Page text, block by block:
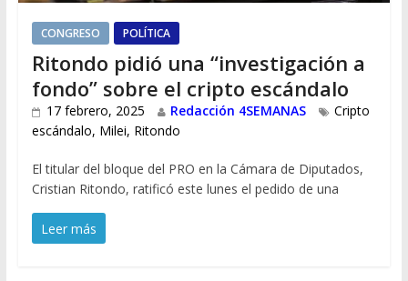
CONGRESO POLÍTICA
Ritondo pidió una “investigación a
fondo” sobre el cripto escándalo
17 febrero, 2025 Redacción 4SEMANAS
Cripto
escándalo, Milei, Ritondo
El titular del bloque del PRO en la Cámara de Diputados,
Cristian Ritondo, ratificó este lunes el pedido de una
Leer más